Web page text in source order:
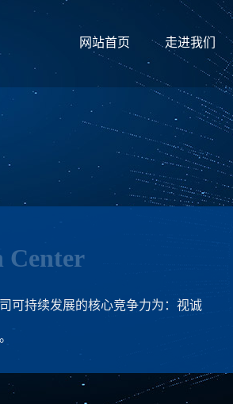
网站首页 走进我们
Center
可持续发展的核心竞争力为：视诚